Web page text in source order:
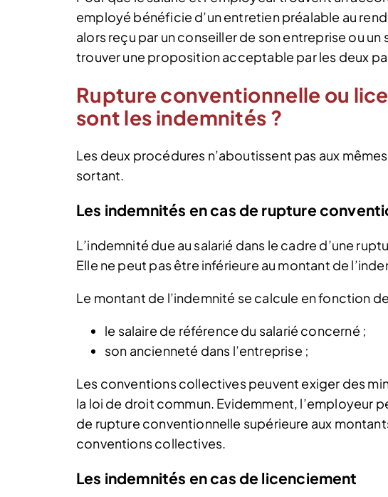
employé bénéficie d’un entretien préalable au
alors reçu par un conseiller de son entreprise ou un
trouver une proposition acceptable par les deux
Rupture conventionnelle ou
sont les indemnités ?
Les deux procédures n’aboutissent pas aux
sortant.
Les indemnités en cas de rupture
L’indemnité due au salarié dans le cadre d’une
Elle ne peut pas être inférieure au montant de
Le montant de l’indemnité se calcule en fonction
le salaire de référence du salarié concerné ;
son ancienneté dans l’entreprise ;
Les conventions collectives peuvent exiger des
la loi de droit commun. Evidemment, l’employeur
de rupture conventionnelle supérieure aux
conventions collectives.
Les indemnités en cas de licenciement